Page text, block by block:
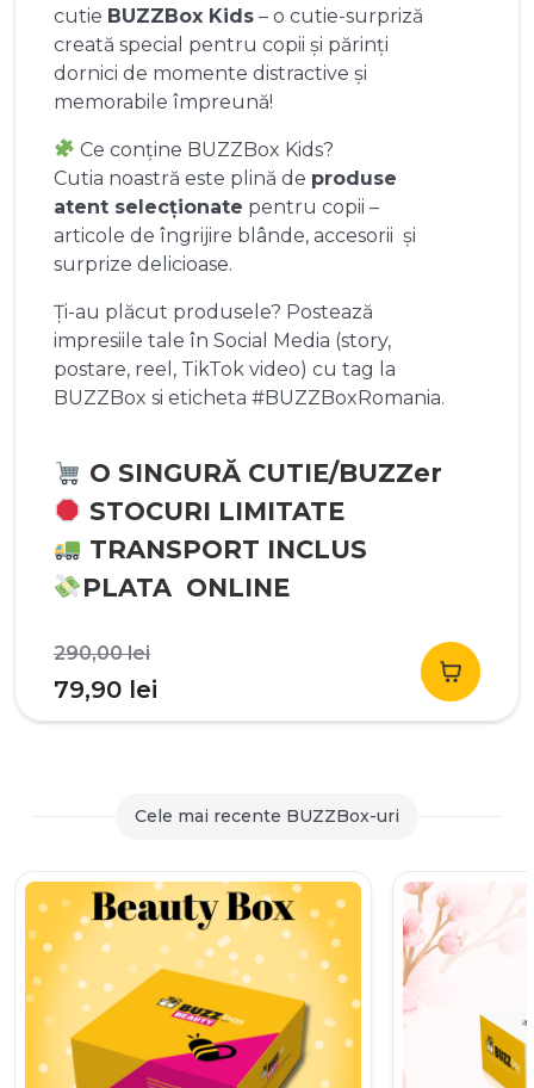
cutie BUZZBox Kids – o cutie-surpriză
creată special pentru copii și părinți
dornici de momente distractive și
memorabile împreună!
Ce conține BUZZBox Kids?
Cutia noastră este plină de produse
atent selecționate pentru copii –
articole de îngrijire blânde, accesorii și
surprize delicioase.
Ți-au plăcut produsele? Postează
impresiile tale în Social Media (story,
postare, reel, TikTok video) cu tag la
BUZZBox si eticheta #BUZZBoxRomania.
O SINGURĂ CUTIE/BUZZer
STOCURI LIMITATE
TRANSPORT INCLUS
PLATA ONLINE
290,00leiPrețul
inițial
a
290,00 lei.
79,90 lei
curent
79,90 lei.
Cele mai recente BUZZBox-uri